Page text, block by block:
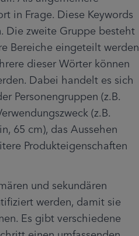
in Frage. Diese Keywords
Die zweite Gruppe besteht
Bereiche eingeteilt werden
dieser Wörter können
Dabei handelt es sich
Personengruppen (z.B.
(z.B.
65 cm), das Aussehen
Produkteigenschaften
und sekundären
werden, damit sie
Es gibt verschiedene